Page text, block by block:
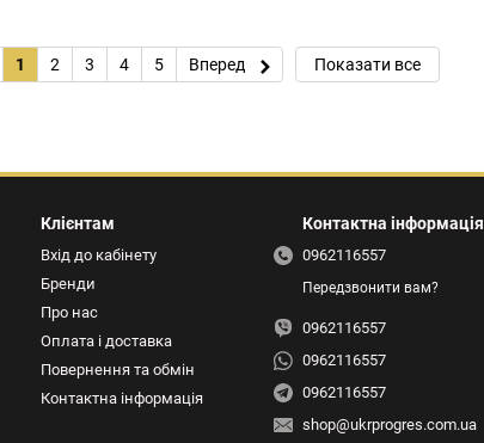
1 2 3 4 5 Вперед Показати все
Клієнтам
Вхід до кабінету
Бренди
Про нас
Оплата і доставка
Повернення та обмін
Контактна інформація
Контактна інформація
0962116557
Передзвонити вам?
0962116557
0962116557
0962116557
shop@ukrprogres.com.ua